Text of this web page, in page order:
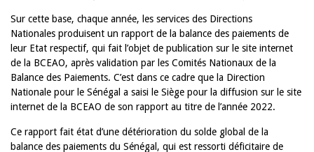
Sur cette base, chaque année, les services des Directions
Nationales produisent un rapport de la balance des paiements de
leur Etat respectif, qui fait l’objet de publication sur le site internet
de la BCEAO, après validation par les Comités Nationaux de la
Balance des Paiements. C’est dans ce cadre que la Direction
Nationale pour le Sénégal a saisi le Siège pour la diffusion sur le site
internet de la BCEAO de son rapport au titre de l’année 2022.
Ce rapport fait état d’une détérioration du solde global de la
balance des paiements du Sénégal, qui est ressorti déficitaire de